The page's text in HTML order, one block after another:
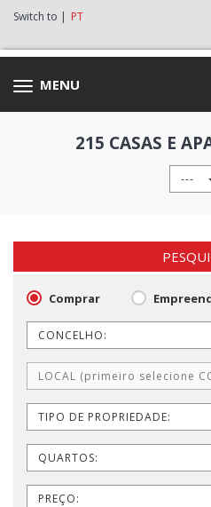
Switch to | PT
Toggle
navigation
MENU
215 CASAS E
---
Comprar
CONCELHO:
LOCAL (primeiro selecione
TIPO DE PROPRIEDADE:
QUARTOS:
PREÇO: